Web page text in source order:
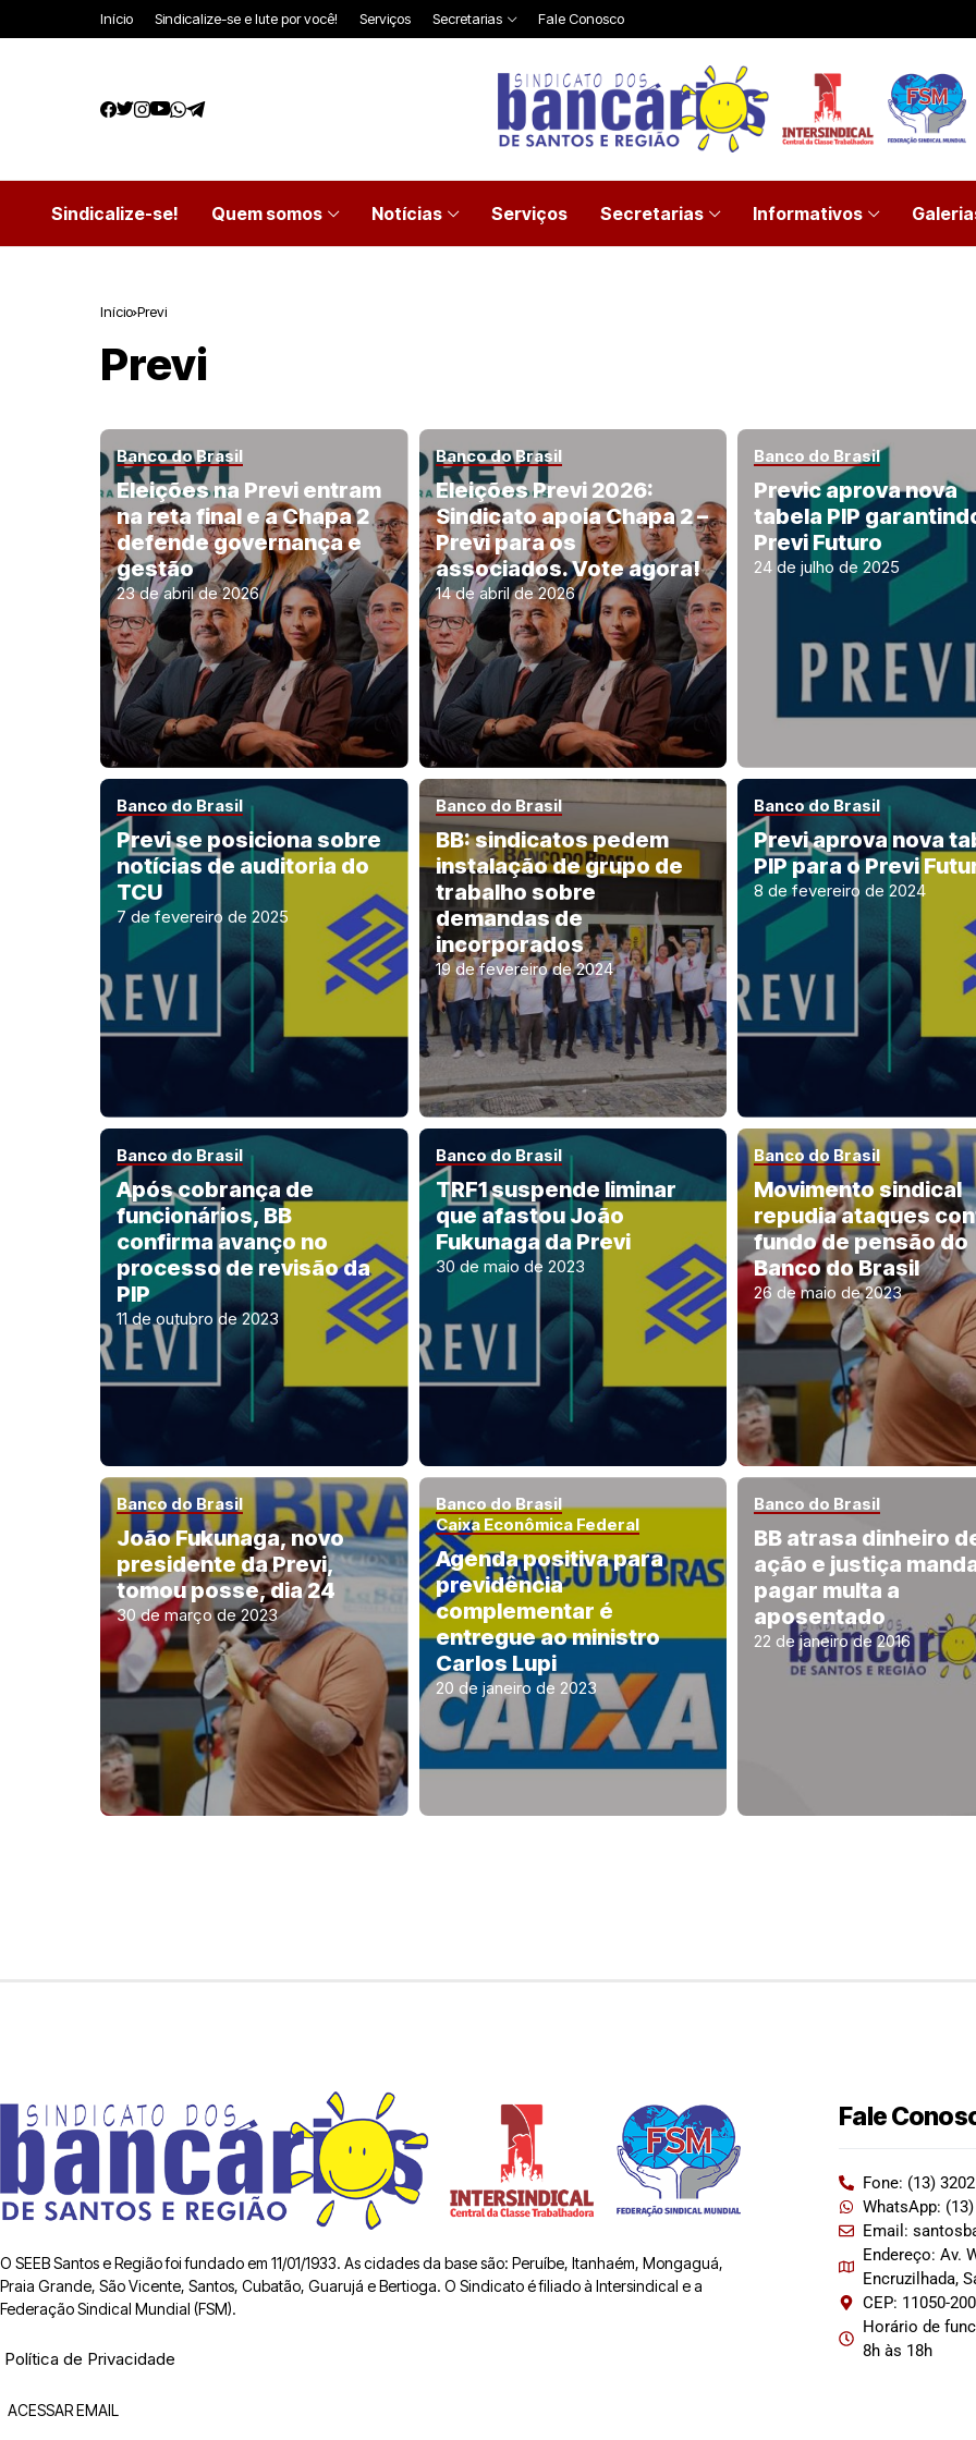
Início Sindicalize-se e lute por você! Serviços Secretarias Fale Conosco
Sindicalize-se! Quem somos Notícias Serviços Secretarias Informativos
Início Previ
Previ
Banco do Brasil
Eleições na Previ entram
na reta final e a Chapa 2
defende governança e
gestão
23 de abril de 2026
Banco do Brasil
Eleições Previ 2026:
Sindicato apoia Chapa 2 –
Previ para os
associados. Vote agora!
14 de abril de 2026
Banco do Brasil
Previc aprova nova
tabela PIP
Previ Futuro
24 de julho de 2025
Banco do Brasil
Previ se posiciona sobre
notícias de auditoria do
TCU
7 de fevereiro de 2025
Banco do Brasil
BB: sindicatos pedem
instalação de grupo de
trabalho sobre
demandas de
incorporados
19 de fevereiro de 2024
Banco do Brasil
Previ aprova nova
PIP para o Previ
8 de fevereiro de 2024
Banco do Brasil
Após cobrança de
funcionários, BB
confirma avanço no
processo de revisão da
PIP
11 de outubro de 2023
Banco do Brasil
TRF1 suspende liminar
que afastou João
Fukunaga da Previ
30 de maio de 2023
Banco do Brasil
Movimento sindical
repudia ataques
fundo de pensão do
Banco do Brasil
26 de maio de 2023
Banco do Brasil
João Fukunaga, novo
presidente da Previ,
tomou posse, dia 24
30 de março de 2023
Banco do Brasil
Caixa Econômica Federal
Agenda positiva para
previdência
complementar é
entregue ao ministro
Carlos Lupi
20 de janeiro de 2023
Banco do Brasil
BB atrasa dinheiro
ação e justiça
pagar multa a
aposentado
22 de janeiro de 2016
O SEEB Santos e Região foi fundado em 11/01/1933. As cidades da base são: Peruíbe, Itanhaém, Mongaguá,
Praia Grande, São Vicente, Santos, Cubatão, Guarujá e Bertioga. O Sindicato é filiado à Intersindical e a
Federação Sindical Mundial (FSM).
Política de Privacidade
ACESSAR EMAIL
Fale
Fone: (13)
WhatsApp:
Email:
Endereço: Av.
Encruzilhada,
CEP: 11050-200
Horário de
8h às 18h